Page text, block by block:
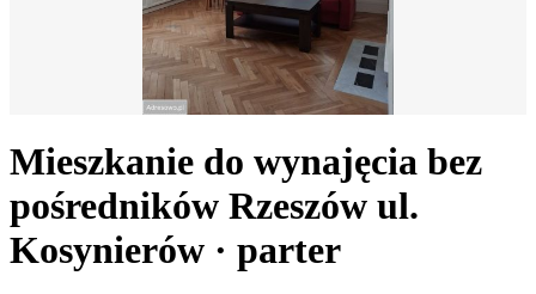
Mieszkanie do wynajęcia bez
pośredników Rzeszów ul.
Kosynierów · parter